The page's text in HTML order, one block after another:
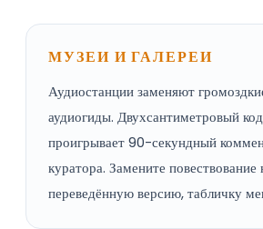
МУЗЕИ И ГАЛЕРЕИ
Аудиостанции заменяют
аудиогиды. Двухсантиметровый
проигрывает 90-секундный
куратора. Замените повествование
переведённую версию, табличку